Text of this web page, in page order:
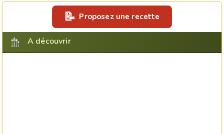
Proposez une recette
A découvrir